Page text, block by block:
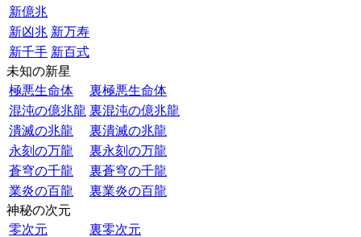
新億兆
新凶兆 新万寿
新千手 新百式
未知の新星
極悪生命体
裏極悪生命体
混沌の億兆龍 裏混沌の億兆龍
潰滅の兆龍
裏潰滅の兆龍
永刻の万龍
裏永刻の万龍
蒼穹の千龍
裏蒼穹の千龍
業炎の百龍
裏業炎の百龍
神秘の次元
零次元
裏零次元